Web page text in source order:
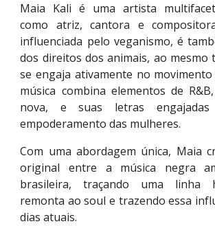
Maia Kali é uma artista
como atriz, cantora e
influenciada pelo veganismo, é
dos direitos dos animais, ao mesmo
se engaja ativamente no
música combina elementos de
nova, e suas letras
empoderamento das mulheres.
Com uma abordagem única, Maia
original entre a música negra
brasileira, traçando uma linha
remonta ao soul e trazendo essa
dias atuais.